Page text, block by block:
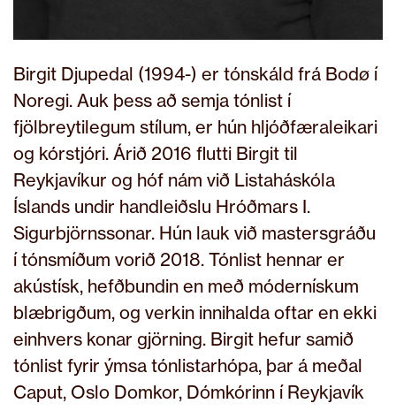
Birgit Djupedal (1994-) er tónskáld frá Bodø í
Noregi. Auk þess að semja tónlist í
fjölbreytilegum stílum, er hún hljóðfæraleikari
og kórstjóri. Árið 2016 flutti Birgit til
Reykjavíkur og hóf nám við Listaháskóla
Íslands undir handleiðslu Hróðmars I.
Sigurbjörnssonar. Hún lauk við mastersgráðu
í tónsmíðum vorið 2018. Tónlist hennar er
akústísk, hefðbundin en með módernískum
blæbrigðum, og verkin innihalda oftar en ekki
einhvers konar gjörning. Birgit hefur samið
tónlist fyrir ýmsa tónlistarhópa, þar á meðal
Caput, Oslo Domkor, Dómkórinn í Reykjavík